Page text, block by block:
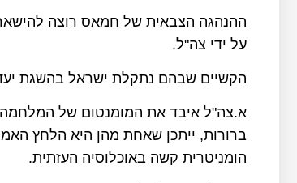
ההנהגה הצבאית של חמאס רוצה להישאר
על ידי צה"ל.
הקשיים שבהם נתקלת ישראל בהשגת
א.צה"ל איבד את המומנטום של
ברורות, ייתכן שאחת מהן היא הלחץ
הומניטרית קשה באוכלוסיה העזתית.